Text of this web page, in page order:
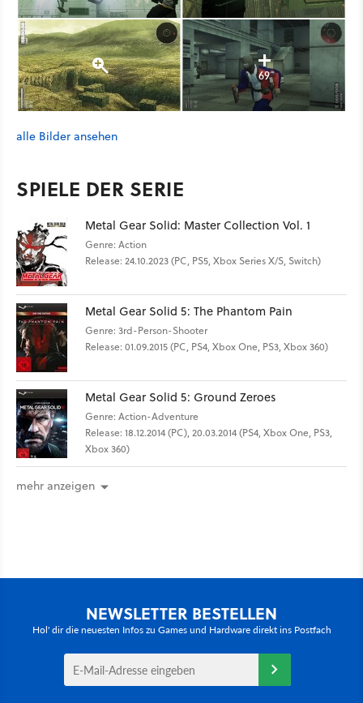
69
alle Bilder ansehen
SPIELE DER SERIE
Metal Gear Solid: Master Collection Vol. 1
Genre: Action
Release: 24.10.2023 (PC, PS5, Xbox Series X/S, Switch)
Metal Gear Solid 5: The Phantom Pain
Genre: 3rd-Person-Shooter
Release: 01.09.2015 (PC, PS4, Xbox One, PS3, Xbox 360)
Metal Gear Solid 5: Ground Zeroes
Genre: Action-Adventure
Release: 18.12.2014 (PC), 20.03.2014 (PS4, Xbox One, PS3,
Xbox 360)
mehr anzeigen
NEWSLETTER BESTELLEN
Hol' dir die neuesten Infos zu Games und Hardware direkt ins Postfach